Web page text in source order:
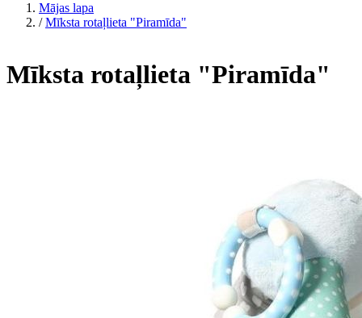
Mājas lapa
/ Mīksta rotaļlieta "Piramīda"
Mīksta rotaļlieta "Piramīda"